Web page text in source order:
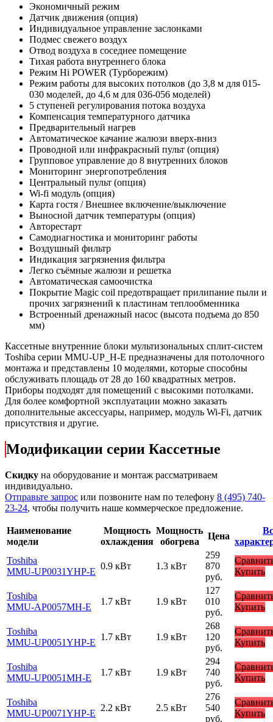
Экономичный режим
Датчик движения (опция)
Индивидуальное управление заслонками
Подмес свежего воздух
Отвод воздуха в соседнее помещение
Тихая работа внутреннего блока
Режим Hi POWER (Турборежим)
Режим работы для высоких потолков (до 3,8 м для 015-
030 моделей, до 4,6 м для 036-056 моделей)
5 ступеней регулирования потока воздуха
Компенсация температурного датчика
Предварительный нагрев
Автоматическое качание жалюзи вверх-вниз
Проводной или инфракрасный пульт (опция)
Групповое управление до 8 внутренних блоков
Мониторинг энергопотребления
Центральный пульт (опция)
Wi-fi модуль (опция)
Карта гостя / Внешнее включение/выключение
Выносной датчик температуры (опция)
Авторестарт
Самодиагностика и мониторинг работы
Воздушный фильтр
Индикация загрязнения фильтра
Легко съёмные жалюзи и решетка
Автоматическая самоочистка
Покрытие Magic coil предотвращает прилипание пыли и
прочих загрязнений к пластинам теплообменника
Встроенный дренажный насос (высота подъема до 850
мм)
Кассетные внутренние блоки мультизональных сплит-систем
Toshiba серии MMU-UP_H-E предназначены для потолочного
монтажа и представлены 10 моделями, которые способны
обслуживать площадь от 28 до 160 квадратных метров.
Приборы подходят для помещений с высокими потолками.
Для более комфортной эксплуатации можно заказать
дополнительные аксессуары, например, модуль Wi-Fi, датчик
присутствия и другие.
Модификации серии Кассетные
Скидку на оборудование и монтаж рассматриваем
индивидуально.
Отправьте запрос или позвоните нам по телефону 8 (495) 740-
23-24, чтобы получить наше коммерческое предложение.
Наименование
модели
Мощность
охлаждения
Мощность
обогрева
Цена
Toshiba
MMU-UP0031YHP-E
0.9 кВт 1.3 кВт
259
870
руб.
Купить
Toshiba
MMU-AP0057MH-E
1.7 кВт 1.9 кВт
127
010
руб.
Купить
Toshiba
MMU-UP0051YHP-E
1.7 кВт 1.9 кВт
268
120
руб.
Купить
Toshiba
MMU-UP0051MH-E
1.7 кВт 1.9 кВт
294
740
руб.
Купить
Toshiba
MMU-UP0071YHP-E
2.2 кВт 2.5 кВт
276
540
руб.
Купить